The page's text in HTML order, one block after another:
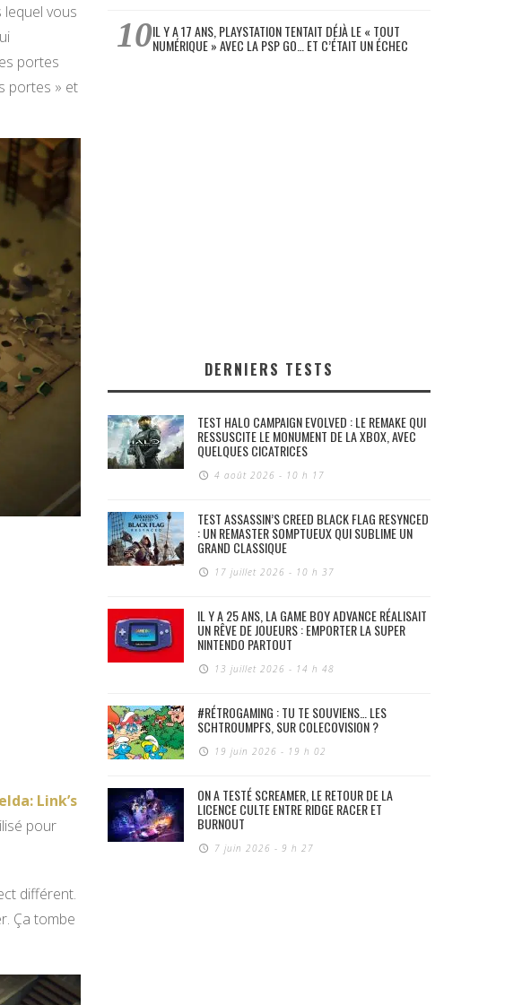
lequel vous
portes
portes » et
Link’s
pour
différent.
Ça tombe
IL Y A 17 ANS, PLAYSTATION TENTAIT DÉJÀ LE « TOUT
NUMÉRIQUE » AVEC LA PSP GO… ET C’ÉTAIT UN ÉCHEC
DERNIERS TESTS
TEST HALO CAMPAIGN EVOLVED : LE REMAKE QUI
RESSUSCITE LE MONUMENT DE LA XBOX, AVEC
QUELQUES CICATRICES
4 août 2026 - 10 h 17
TEST ASSASSIN’S CREED BLACK FLAG RESYNCED
: UN REMASTER SOMPTUEUX QUI SUBLIME UN
GRAND CLASSIQUE
17 juillet 2026 - 10 h 37
IL Y A 25 ANS, LA GAME BOY ADVANCE RÉALISAIT
UN RÊVE DE JOUEURS : EMPORTER LA SUPER
NINTENDO PARTOUT
13 juillet 2026 - 14 h 48
#RÉTROGAMING : TU TE SOUVIENS… LES
SCHTROUMPFS, SUR COLECOVISION ?
19 juin 2026 - 19 h 02
ON A TESTÉ SCREAMER, LE RETOUR DE LA
LICENCE CULTE ENTRE RIDGE RACER ET
BURNOUT
7 juin 2026 - 9 h 27